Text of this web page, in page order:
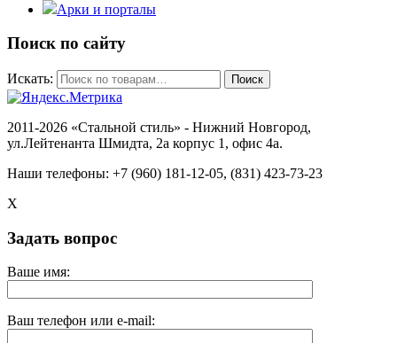
Арки и порталы
Поиск по сайту
Искать: Поиск
2011-2026 «Стальной стиль» - Нижний Новгород,
ул.Лейтенанта Шмидта, 2а корпус 1, офис 4a.
Наши телефоны: +7 (960) 181-12-05, (831) 423-73-23
X
Задать вопрос
Ваше имя:
Ваш телефон или e-mail: